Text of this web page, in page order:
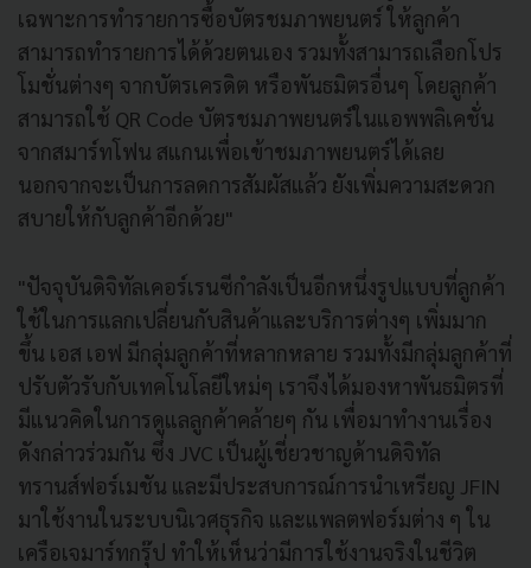
เฉพาะการทำรายการซื้อบัตรชมภาพยนตร์ ให้ลูกค้า
สามารถทำรายการได้ด้วยตนเอง รวมทั้งสามารถเลือกโปร
โมชั่นต่างๆ จากบัตรเครดิต หรือพันธมิตรอื่นๆ โดยลูกค้า
สามารถใช้ QR Code บัตรชมภาพยนตร์ในแอพพลิเคชั่น
จากสมาร์ทโฟน สแกนเพื่อเข้าชมภาพยนตร์ได้เลย
นอกจากจะเป็นการลดการสัมผัสแล้ว ยังเพิ่มความสะดวก
สบายให้กับลูกค้าอีกด้วย"
"ปัจจุบันดิจิทัลเคอร์เรนซีกำลังเป็นอีกหนึ่งรูปแบบที่ลูกค้า
ใช้ในการแลกเปลี่ยนกับสินค้าและบริการต่างๆ เพิ่มมาก
ขึ้น เอส เอฟ มีกลุ่มลูกค้าที่หลากหลาย รวมทั้งมีกลุ่มลูกค้าที่
ปรับตัวรับกับเทคโนโลยีใหม่ๆ เราจึงได้มองหาพันธมิตรที่
มีแนวคิดในการดูแลลูกค้าคล้ายๆ กัน เพื่อมาทำงานเรื่อง
ดังกล่าวร่วมกัน ซึ่ง JVC เป็นผู้เชี่ยวชาญด้านดิจิทัล
ทรานส์ฟอร์เมชัน และมีประสบการณ์การนำเหรียญ JFIN
มาใช้งานในระบบนิเวศธุรกิจ และแพลตฟอร์มต่าง ๆ ใน
เครือเจมาร์ทกรุ๊ป ทำให้เห็นว่ามีการใช้งานจริงในชีวิต